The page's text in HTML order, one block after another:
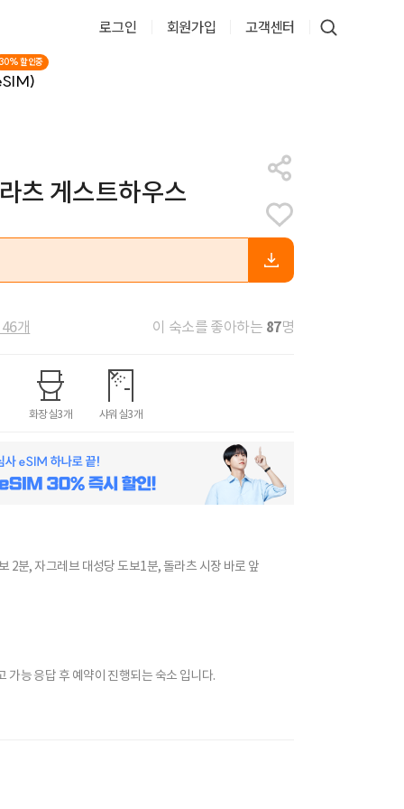
로그인 회원가입 고객센터
30% 할인중
츠 게스트하우스
개 이 숙소를 좋아하는 87명
화장실3개 샤워실3개
2분, 자그레브 대성당 도보1분, 돌라츠 시장 바로 앞
가능 응답 후 예약이 진행되는 숙소 입니다.